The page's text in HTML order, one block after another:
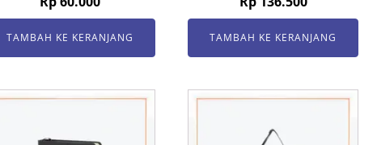
TAMBAH KE KERANJANG TAMBAH KE KERANJANG